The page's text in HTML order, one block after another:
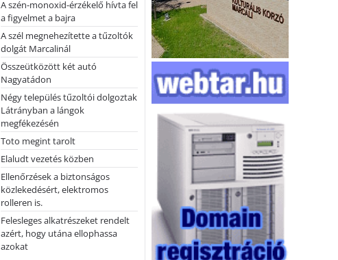
A szén-monoxid-érzékelő hívta fel
a figyelmet a bajra
A szél megnehezítette a tűzoltók
dolgát Marcalinál
Összeütközött két autó
Nagyatádon
Négy település tűzoltói dolgoztak
Látrányban a lángok
megfékezésén
Toto megint tarolt
Elaludt vezetés közben
Ellenőrzések a biztonságos
közlekedésért, elektromos
rolleren is.
Felesleges alkatrészeket rendelt
azért, hogy utána ellophassa
azokat